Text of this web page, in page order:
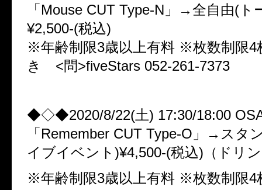
「Mouse CUT Type-N」→全自由(ト
¥2,500-(税込)
※年齢制限3歳以上有料 ※枚数制限4
き <問>fiveStars 052-261-7373
◆◇◆2020/8/22(土) 17:30/18:00
「Remember CUT Type-O」→スタ
イブイベント)¥4,500-(税込)（ドリ
※年齢制限3歳以上有料 ※枚数制限